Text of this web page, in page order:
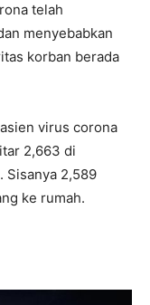
telah
menyebabkan
korban berada
virus corona
2,663 di
Sisanya 2,589
ke rumah.